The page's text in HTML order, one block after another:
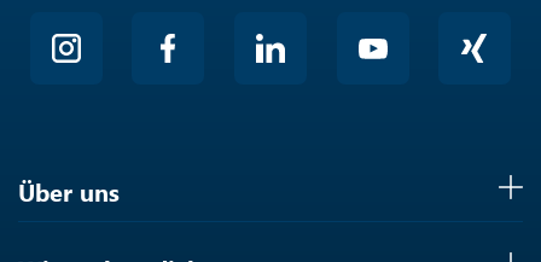
Über uns